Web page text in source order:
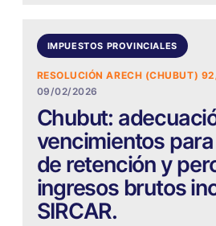
IMPUESTOS PROVINCIALES
RESOLUCIÓN ARECH (CHUBUT)
09/02/2026
Chubut:
vencimientos
de retención y
ingresos brutos
SIRCAR.